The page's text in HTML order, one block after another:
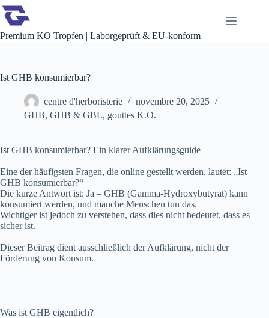
Passer
au
contenu
Premium KO Tropfen | Laborgeprüft & EU-konform
Ist GHB konsumierbar?
centre d'herboristerie
novembre 20, 2025
GHB, GHB & GBL, gouttes K.O.
Ist GHB konsumierbar? Ein klarer Aufklärungsguide
Eine der häufigsten Fragen, die online gestellt werden, lautet: „Ist
GHB konsumierbar?“
Die kurze Antwort ist: Ja – GHB (Gamma-Hydroxybutyrat) kann
konsumiert werden, und manche Menschen tun das.
Wichtiger ist jedoch zu verstehen, dass dies nicht bedeutet, dass es
sicher ist.
Dieser Beitrag dient ausschließlich der Aufklärung, nicht der
Förderung von Konsum.
Was ist GHB eigentlich?